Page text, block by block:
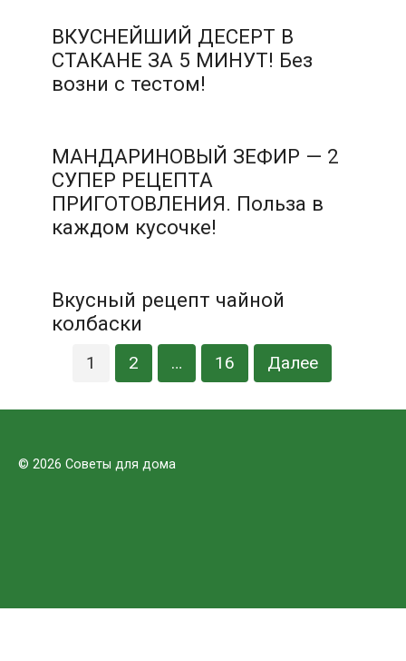
ВКУСНЕЙШИЙ ДЕСЕРТ В
СТАКАНЕ ЗА 5 МИНУТ! Без
возни с тестом!
МАНДАРИНОВЫЙ ЗЕФИР — 2
СУПЕР РЕЦЕПТА
ПРИГОТОВЛЕНИЯ. Польза в
каждом кусочке!
Вкусный рецепт чайной
колбаски
1 2 … 16 Далее
© 2026 Советы для дома